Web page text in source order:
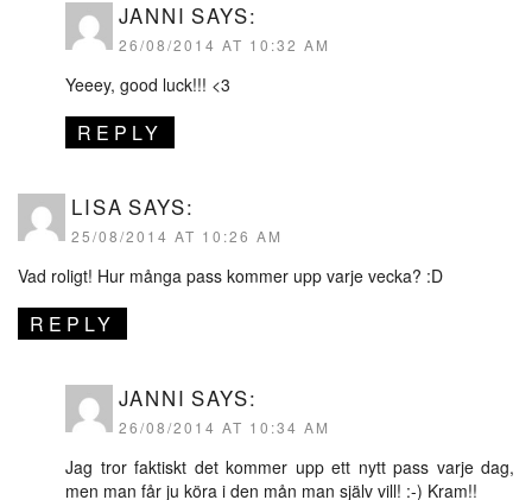
JANNI SAYS:
26/08/2014 AT 10:32 AM
Yeeey, good luck!!! <3
REPLY
LISA SAYS:
25/08/2014 AT 10:26 AM
Vad roligt! Hur många pass kommer upp varje vecka? :D
REPLY
JANNI SAYS:
26/08/2014 AT 10:34 AM
Jag tror faktiskt det kommer upp ett nytt pass varje dag,
men man får ju köra i den mån man själv vill! :-) Kram!!